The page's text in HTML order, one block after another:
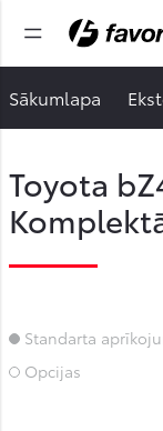
Sākumlapa
Toyota
Standarta aprīkojums
Standarta
Opcijas
Opcijas